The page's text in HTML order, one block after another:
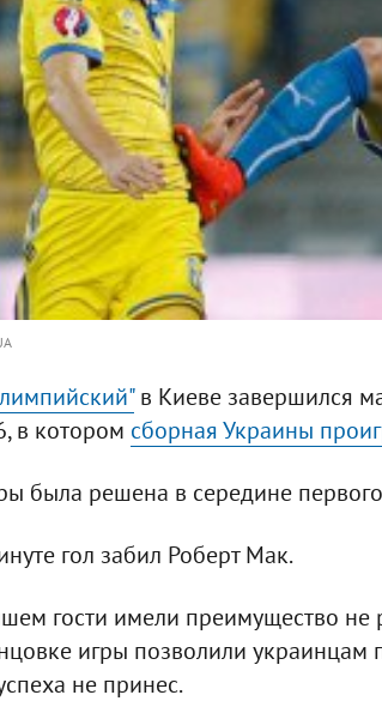
в Киеве завершился
в котором сборная Украины
была решена в середине
гол забил Роберт Мак.
гости имели преимущество
игры позволили украинцам
не принес.